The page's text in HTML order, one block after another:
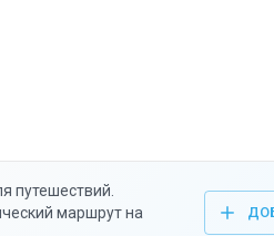
путешествий.
маршрут на